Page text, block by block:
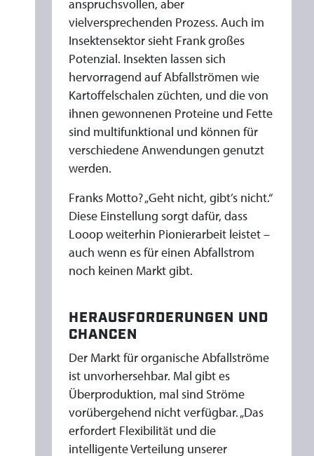
anspruchsvollen, aber
vielversprechenden Prozess. Auch im
Insektensektor sieht Frank großes
Potenzial. Insekten lassen sich
hervorragend auf Abfallströmen wie
Kartoffelschalen züchten, und die von
ihnen gewonnenen Proteine und Fette
sind multifunktional und können für
verschiedene Anwendungen genutzt
werden.
Franks Motto? „Geht nicht, gibt’s nicht.“
Diese Einstellung sorgt dafür, dass
Looop weiterhin Pionierarbeit leistet –
auch wenn es für einen Abfallstrom
noch keinen Markt gibt.
HERAUSFORDERUNGEN UND
CHANCEN
Der Markt für organische Abfallströme
ist unvorhersehbar. Mal gibt es
Überproduktion, mal sind Ströme
vorübergehend nicht verfügbar. „Das
erfordert Flexibilität und die
intelligente Verteilung unserer